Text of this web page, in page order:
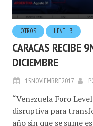
OTROS LEVEL 3
CARACAS RECIBE
DICIEMBRE
15.NOVIEMBRE.2017
“Venezuela Foro
disruptiva para
año sin que se sume